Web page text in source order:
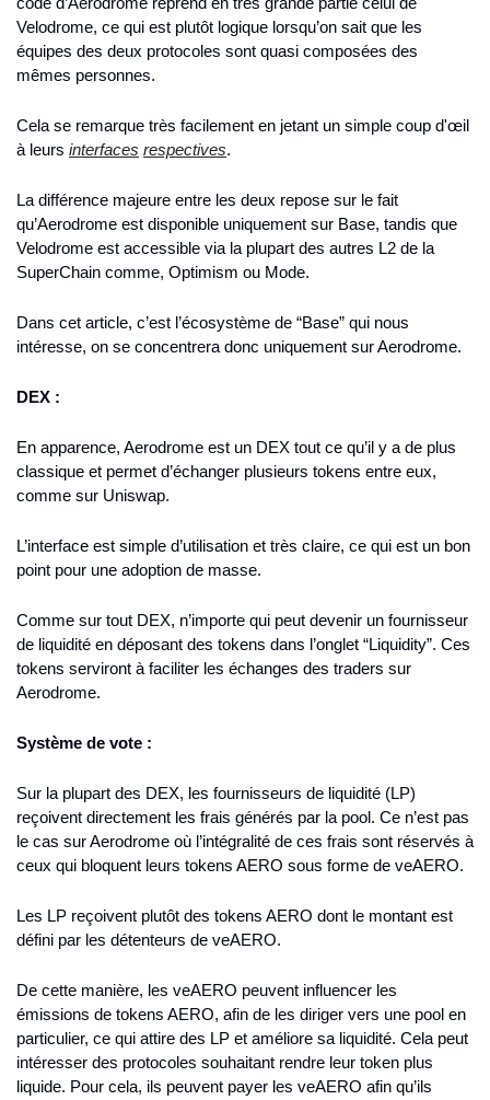
Velodrome, ce qui est plutôt logique lorsqu’on sait que les
équipes des deux protocoles sont quasi composées des
mêmes personnes.
Cela se remarque très facilement en jetant un simple coup d'œil
à leurs interfaces respectives.
La différence majeure entre les deux repose sur le fait
qu’Aerodrome est disponible uniquement sur Base, tandis que
Velodrome est accessible via la plupart des autres L2 de la
SuperChain comme, Optimism ou Mode.
Dans cet article, c’est l’écosystème de “Base” qui nous
intéresse, on se concentrera donc uniquement sur Aerodrome.
DEX :
En apparence, Aerodrome est un DEX tout ce qu’il y a de plus
classique et permet d’échanger plusieurs tokens entre eux,
comme sur Uniswap.
L’interface est simple d’utilisation et très claire, ce qui est un bon
point pour une adoption de masse.
Comme sur tout DEX, n’importe qui peut devenir un fournisseur
de liquidité en déposant des tokens dans l’onglet “Liquidity”. Ces
tokens serviront à faciliter les échanges des traders sur
Aerodrome.
Système de vote :
Sur la plupart des DEX, les fournisseurs de liquidité (LP)
reçoivent directement les frais générés par la pool. Ce n’est pas
le cas sur Aerodrome où l’intégralité de ces frais sont réservés à
ceux qui bloquent leurs tokens AERO sous forme de veAERO.
Les LP reçoivent plutôt des tokens AERO dont le montant est
défini par les détenteurs de veAERO.
De cette manière, les veAERO peuvent influencer les
émissions de tokens AERO, afin de les diriger vers une pool en
particulier, ce qui attire des LP et améliore sa liquidité. Cela peut
intéresser des protocoles souhaitant rendre leur token plus
liquide. Pour cela, ils peuvent payer les veAERO afin qu’ils